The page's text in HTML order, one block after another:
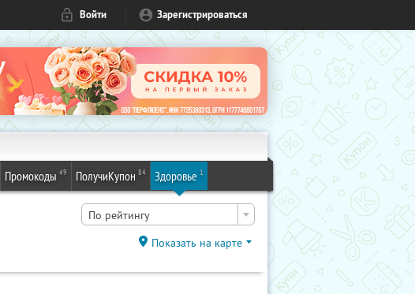
Войти Зарегистрироваться
Промокоды 49 ПолучиКупон 84 Здоровье 1
По рейтингу
Показать на карте